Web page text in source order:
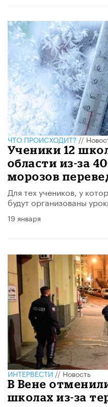
ЧТО ПРОИСХОДИТ?//
Ученики 12
области из-за
морозов
Для тех учеников, у
будут организованы
19 января
ИНТЕРВЕСТИ//Новость
В Вене
школах из-за